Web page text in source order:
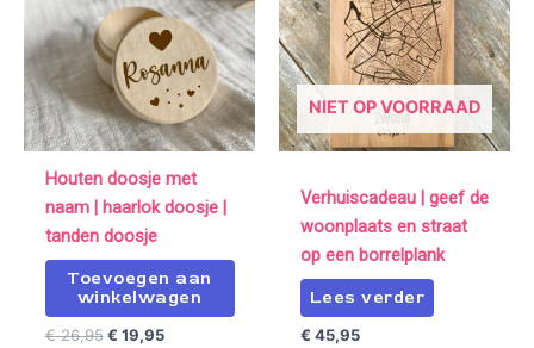
Houten doosje met
naam | haarlok doosje |
tanden doosje
Toevoegen aan
winkelwagen
€26,95 € 19,95
NIET OP VOORRAAD
Verhuiscadeau | geef de
woonplaats en straat
op een borrelplank
Lees verder
€ 45,95